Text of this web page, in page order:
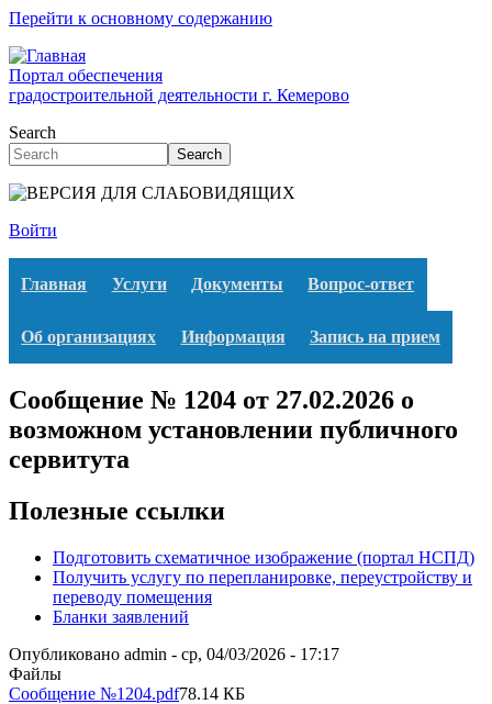
Перейти к основному содержанию
Портал обеспечения
градостроительной деятельности г. Кемерово
Search
Search
Войти
Главная Услуги Документы Вопрос-ответ
Об организациях Информация Запись на прием
Сообщение № 1204 от 27.02.2026 о
возможном установлении публичного
сервитута
Полезные ссылки
Подготовить схематичное изображение (портал НСПД)
Получить услугу по перепланировке, переустройству и
переводу помещения
Бланки заявлений
Опубликовано admin - ср, 04/03/2026 - 17:17
Файлы
Сообщение №1204.pdf78.14 КБ